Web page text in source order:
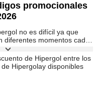
promocionales
no es difícil ya que
momentos cada
especiales ofrecidas por
puede seguir esta
los códigos de
para usted, con los
hoy del 60% de
de Hipergol entre los
Hipergolay disponibles